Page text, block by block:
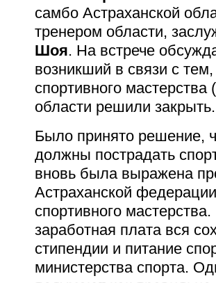
самбо Астраханской
тренером области,
Шоя. На встрече
возникший в связи с
спортивного мастерства (
области решили закрыть.
Было принято решение,
должны пострадать
вновь была выражена
Астраханской
спортивного
заработная плата вся
стипендии и питание
министерства спорта.